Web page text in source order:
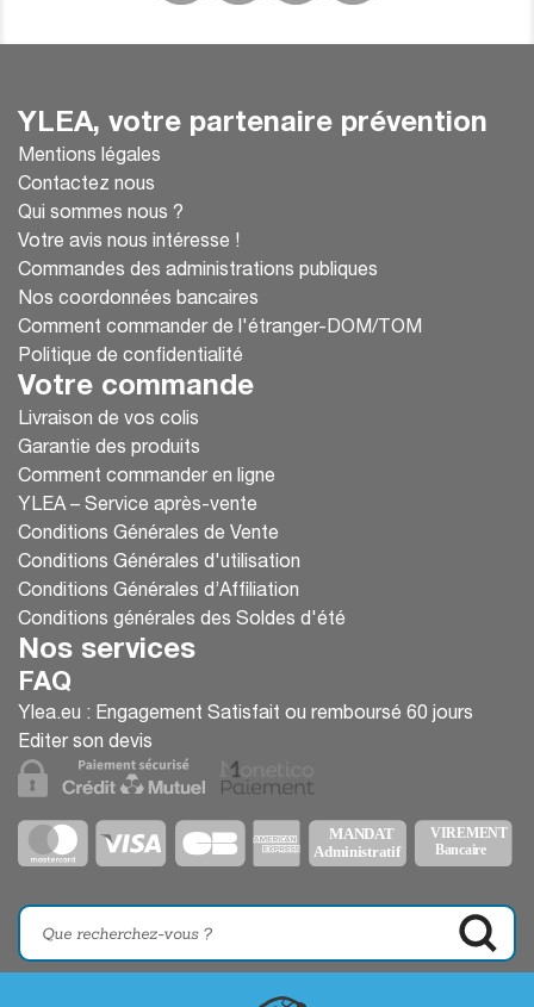
YLEA, votre partenaire prévention
Mentions légales
Contactez nous
Qui sommes nous ?
Votre avis nous intéresse !
Commandes des administrations publiques
Nos coordonnées bancaires
Comment commander de l'étranger-DOM/TOM
Politique de confidentialité
Votre commande
Livraison de vos colis
Garantie des produits
Comment commander en ligne
YLEA – Service après-vente
Conditions Générales de Vente
Conditions Générales d'utilisation
Conditions Générales d’Affiliation
Conditions générales des Soldes d'été
Nos services
FAQ
Ylea.eu : Engagement Satisfait ou remboursé 60 jours
Editer son devis